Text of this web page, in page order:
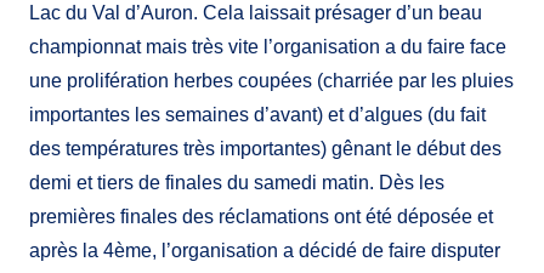
Lac du Val d’Auron. Cela laissait présager d’un beau
championnat mais très vite l’organisation a du faire face
une prolifération herbes coupées (charriée par les pluies
importantes les semaines d’avant) et d’algues (du fait
des températures très importantes) gênant le début des
demi et tiers de finales du samedi matin. Dès les
premières finales des réclamations ont été déposée et
après la 4ème, l’organisation a décidé de faire disputer